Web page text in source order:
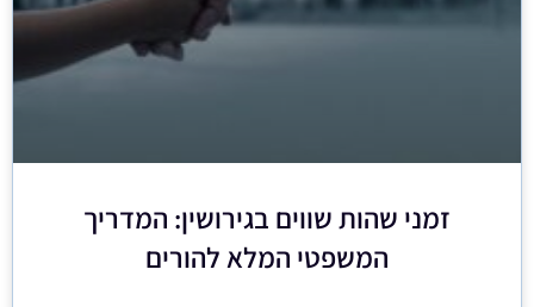
זמני שהות שווים בגירושין: המדריך
המשפטי המלא להורים